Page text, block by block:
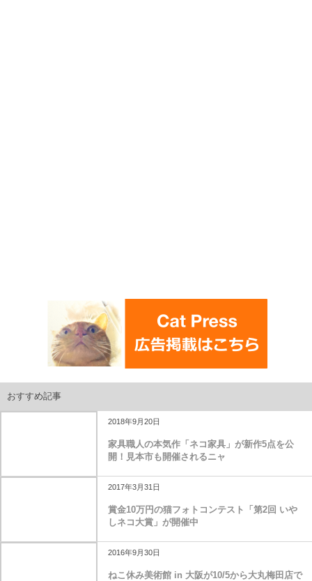
おすすめ記事
2018年9月20日
家具職人の本気作「ネコ家具」が新作5点を公
開！見本市も開催されるニャ
2017年3月31日
賞金10万円の猫フォトコンテスト「第2回 いや
しネコ大賞」が開催中
2016年9月30日
ねこ休み美術館 in 大阪が10/5から大丸梅田店で